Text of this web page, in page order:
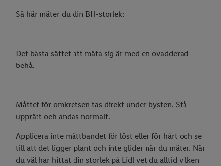
Så här mäter du din BH-storlek:
Det bästa sättet att mäta sig är med en ovadderad
behå.
Måttet för omkretsen tas direkt under bysten. Stå
upprätt och andas normalt.
Applicera inte måttbandet för löst eller för hårt och se
till att det ligger plant och inte glider när du mäter. När
du väl har hittat din storlek på Lidl vet du alltid vilken